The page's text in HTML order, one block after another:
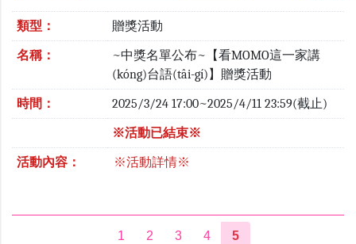
類型： 贈獎活動
名稱：
~中獎名單公布~【看MOMO這一家講
(kóng)台語(tâi-gí)】贈獎活動
時間： 2025/3/24 17:00~2025/4/11 23:59(截止)
※活動已結束※
活動內容： ※活動詳情※
1 2 3 4 5